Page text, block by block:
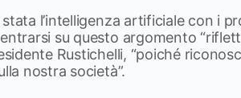
l’intelligenza artificiale con i
su questo argomento
Rustichelli, “poiché
nostra società”.